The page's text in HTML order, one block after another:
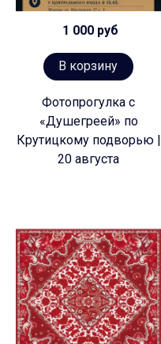
1 000 руб
В корзину
Фотопрогулка с
«Душегреей» по
Крутицкому подворью |
20 августа